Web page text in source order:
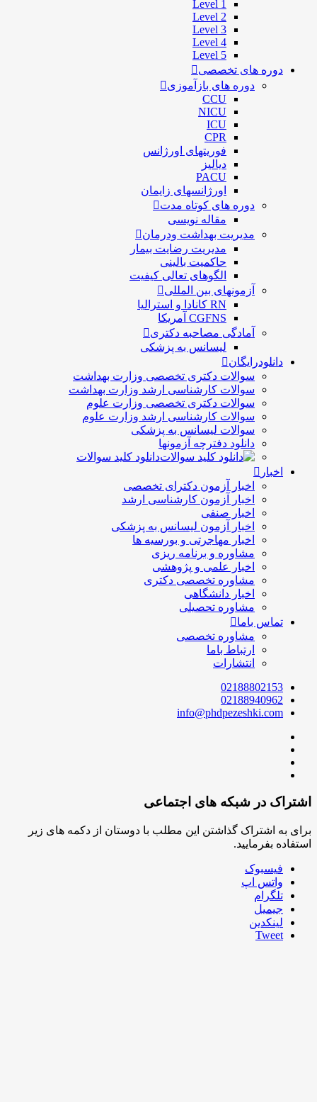
Level 1
Level 2
Level 3
Level 4
Level 5
دوره های تخصصی
دوره های بازآموزی
CCU
NICU
ICU
CPR
فوریتهای اورژانس
دیالیز
PACU
اورژانسهای زایمان
دوره های کوتاه مدت
مقاله نویسی
مدیریت بهداشت ودرمان
مديريت رضايت بيمار
حاكميت بالينی
الگوهای تعالی کيفيت
آزمونهای بین المللی
RN کانادا و استرالیا
CGFNS آمریکا
آمادگی مصاحبه دکتری
لیسانس به پزشکی
دانلودرایگان
سوالات دکتری تخصصی وزارت بهداشت
سوالات کارشناسی ارشد وزارت بهداشت
سوالات دکتری تخصصی وزارت علوم
سوالات کارشناسی ارشد وزارت علوم
سوالات لیسانس به پزشکی
دانلود دفترچه آزمونها
دانلود کلید سوالات
اخبار
اخبار آزمون دکترای تخصصی
اخبار آزمون کارشناسی ارشد
اخبار صنفی
اخبار آزمون لیسانس به پزشکی
اخبار مهاجرتی و بورسیه ها
مشاوره و برنامه ریزی
اخبار علمی و پژوهشی
مشاوره تخصصی دکتری
اخبار دانشگاهی
مشاوره تحصیلی
تماس باما
مشاوره تخصصی
ارتباط باما
انتشارات
02188802153
02188940962
info@phdpezeshki.com
در شبکه های اجتماعی
به اشتراک گذاشتن این مطلب با دوستان از دکمه های زیر
بفرمایید.
فیسبوک
واتس اپ
تلگرام
جیمیل
لینکدین
Tweet